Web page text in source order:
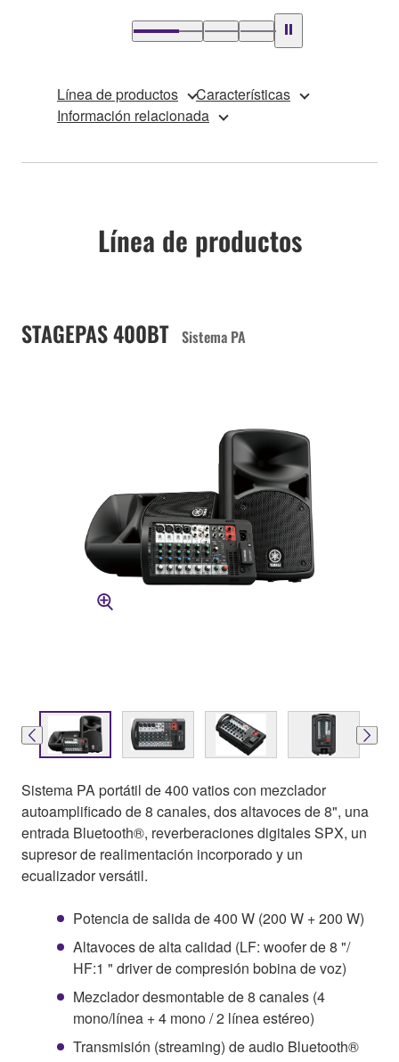
Línea de productos
Características
Información relacionada
Línea de productos
STAGEPAS 400BT Sistema PA
Sistema PA portátil de 400 vatios con mezclador
autoamplificado de 8 canales, dos altavoces de 8", una
entrada Bluetooth®, reverberaciones digitales SPX, un
supresor de realimentación incorporado y un
ecualizador versátil.
Potencia de salida de 400 W (200 W + 200 W)
Altavoces de alta calidad (LF: woofer de 8 "/
HF:1 " driver de compresión bobina de voz)
Mezclador desmontable de 8 canales (4
mono/línea + 4 mono / 2 línea estéreo)
Transmisión (streaming) de audio Bluetooth®